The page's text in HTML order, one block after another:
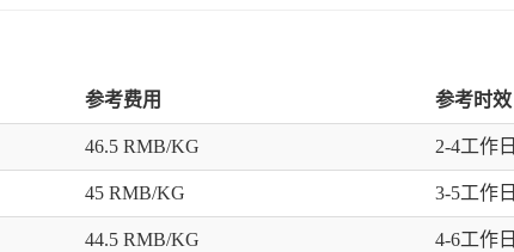
参考费用 参考时效
46.5 RMB/KG 2-4工作日
45 RMB/KG 3-5工作日
44.5 RMB/KG 4-6工作日